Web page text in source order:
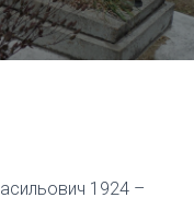
Н
А
В
1924 –